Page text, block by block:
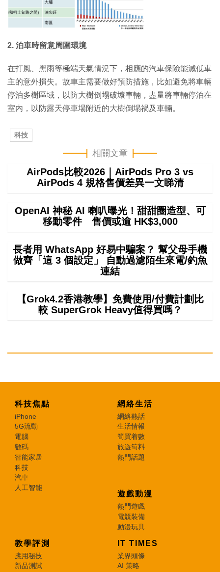
2. 泊車時留意周圍環境
在打風、黑雨等極端天氣情況下，相應的汽車保險能減低車
主的意外損失。故車主需要做好預防措施，比如避免將車輛
停泊多樹區域，以防大樹倒塌破壞車輛，盡量將車輛停泊在
室内，以防露天停車場附近的大樹倒塌禍及車輛。
科技
相關文章
AirPods比較2026｜AirPods Pro 3 vs
AirPods 4 規格售價差異一文睇清
OpenAI 神秘 AI 喇叭曝光！甜甜圈造型、可
移動零件 售價或逾 HK$3,000
長者用 WhatsApp 好易中騙案？ 幫父母手機
做齊「這 3 個設定」 自動過濾陌生來電/釣魚
連結
【Grok4.2香港教學】免費使用/付費計劃比
較 SuperGrok Heavy值得買嗎？
科技焦點
iPhone
5G流動
電腦
數碼
智能家居
科技
汽車
人工智能
網絡生活
網絡熱話
生活情報
筍買着數
旅遊筍料
熱門話題
遊戲動漫
熱門遊戲
電競裝備
動漫玩具
教學評測
應用秘技
新品測試
IT TIMES
業界頭條
AI 策略